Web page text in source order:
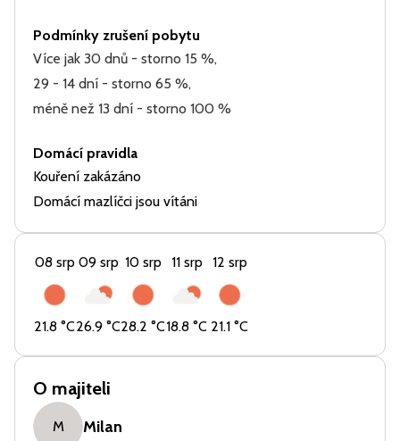
Podmínky zrušení pobytu
Více jak 30 dnů - storno 15 %,
29 - 14 dní - storno 65 %,
méně než 13 dní - storno 100 %
Domácí pravidla
Kouření zakázáno
Domácí mazlíčci jsou vítáni
08 srp
21.8 °C
09 srp
26.9 °C
10 srp
28.2 °C
11 srp
18.8 °C
12 srp
21.1 °C
O majiteli
M Milan